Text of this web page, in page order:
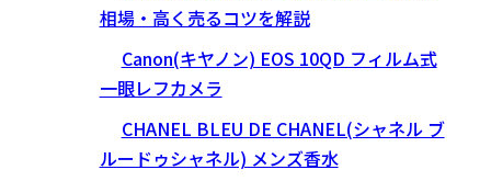
相場・高く売るコツを解説
Canon(キヤノン) EOS 10QD フィルム式
一眼レフカメラ
CHANEL BLEU DE CHANEL(シャネル ブ
ルードゥシャネル) メンズ香水